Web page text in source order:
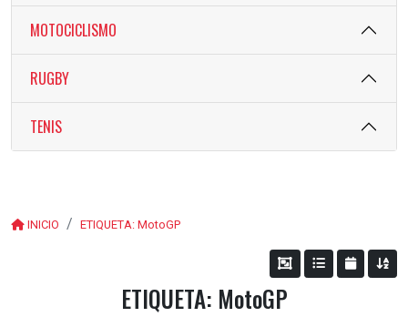
MOTOCICLISMO
RUGBY
TENIS
INICIO ETIQUETA: MotoGP
ETIQUETA: MotoGP